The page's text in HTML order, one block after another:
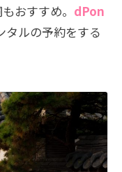
おすすめ。 dPon
タルの予約をする